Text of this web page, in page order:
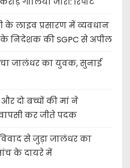
के लाइव प्रसारण में व्यवधान
निदेशक की SGPC से अपील
जालंधर का युवक, सुनाई
दो बच्चों की मां ने
कर जीते पदक
से जुड़ा जालंधर का
के दायरे में